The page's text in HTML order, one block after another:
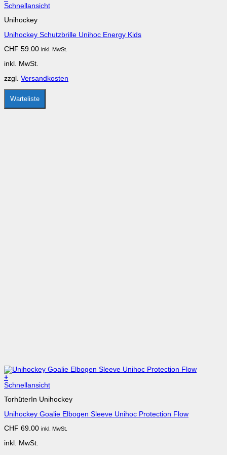
Dieses
weist
Varianten
Die
können
der
Produktseite
gewählt
Schnellansicht
Unihockey
Unihockey Schutzbrille Unihoc Energy Kids
CHF 59.00 inkl. MwSt.
inkl. MwSt.
zzgl. Versandkosten
Warteliste
+
Dieses
weist
Varianten
Die
können
Schnellansicht
TorhüterIn Unihockey
Unihockey Goalie Elbogen Sleeve Unihoc Protection Flow
CHF 69.00 inkl. MwSt.
inkl. MwSt.